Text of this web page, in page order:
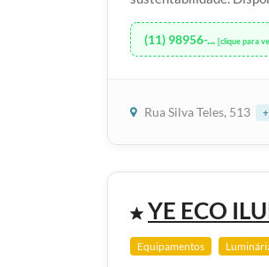
(11) 98956-... [clique para
Rua Silva Teles, 513
YE ECO
Equipamentos